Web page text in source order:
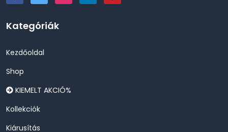
Kategóriák
Kezdőoldal
Shop
KIEMELT AKCIÓ%
Kollekciók
Kiárusítás